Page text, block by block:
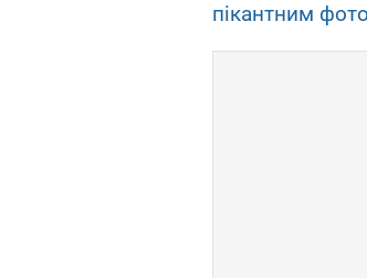
пікантним фото